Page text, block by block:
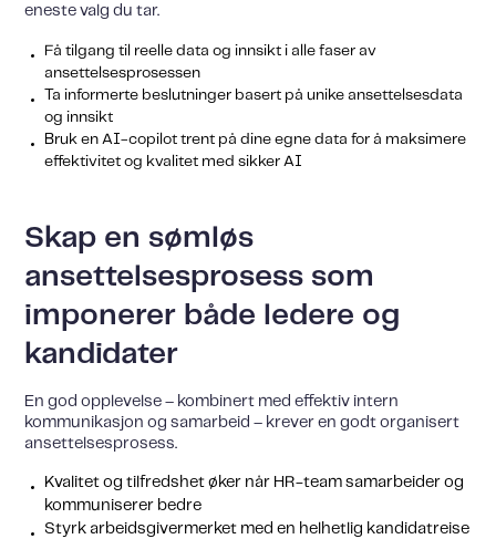
eneste valg du tar.
Få tilgang til reelle data og innsikt i alle faser av
ansettelsesprosessen
Ta informerte beslutninger basert på unike ansettelsesdata
og innsikt
Bruk en AI-copilot trent på dine egne data for å maksimere
effektivitet og kvalitet med sikker AI
Skap en sømløs
ansettelsesprosess som
imponerer både ledere og
kandidater
En god opplevelse – kombinert med effektiv intern
kommunikasjon og samarbeid – krever en godt organisert
ansettelsesprosess.
Kvalitet og tilfredshet øker når HR-team samarbeider og
kommuniserer bedre
Styrk arbeidsgivermerket med en helhetlig kandidatreise